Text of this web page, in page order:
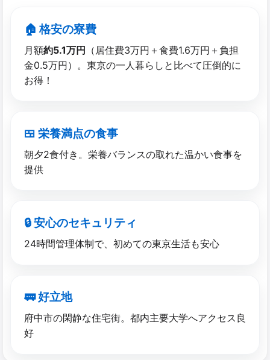
🏠 格安の​寮費
月額約5.1万円 （居住費3万円＋食費1.6万円＋負担
金0.5万円）。東京の一人暮らしと比べて圧倒的に
お得！
🍱 栄養満点の​食事
朝夕2食付き。栄養バランスの取れた温かい食事を
提供
🔒 安心の​セキュリティ
24時間管理体制で、初めての東京生活も安心
🚃 好立地
府中市の閑静な住宅街。都内主要大学へアクセス良
好